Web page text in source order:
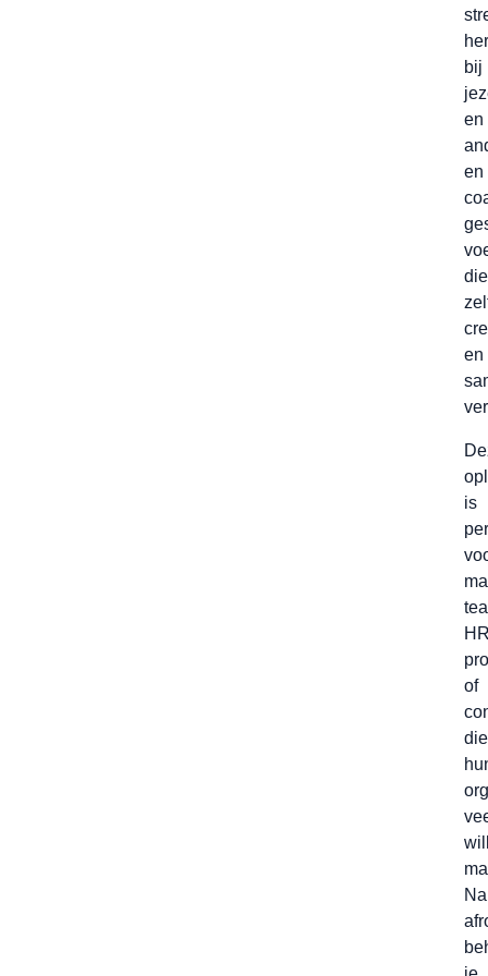
bij
en
en
die
en
is
of
die
Na